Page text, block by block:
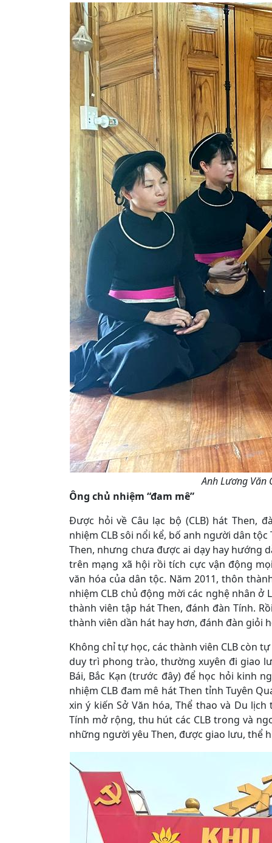
Anh Lương Văn
Ông chủ nhiệm “đam mê”
Được hỏi về Câu lạc bộ (CLB) hát Then,
nhiệm CLB sôi nổi kể, bố anh người dân
Then, nhưng chưa được ai dạy hay hướng
trên mạng xã hội rồi tích cực vận động
văn hóa của dân tộc. Năm 2011, thôn
nhiệm CLB chủ động mời các nghệ nhân ở
thành viên tập hát Then, đánh đàn Tính.
thành viên dần hát hay hơn, đánh đàn giỏi
Không chỉ tự học, các thành viên CLB còn
duy trì phong trào, thường xuyên đi giao
Bái, Bắc Kạn (trước đây) để học hỏi kinh
nhiệm CLB đam mê hát Then tỉnh Tuyên
xin ý kiến Sở Văn hóa, Thể thao và Du
Tính mở rộng, thu hút các CLB trong và
những người yêu Then, được giao lưu, thể